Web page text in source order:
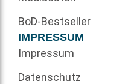
BoD-Bestseller
IMPRESSUM
Impressum
Datenschutz